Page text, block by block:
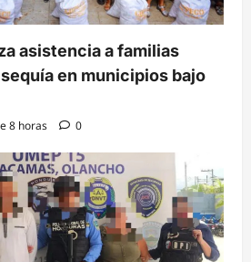
asistencia a familias
en municipios bajo
8 horas 0